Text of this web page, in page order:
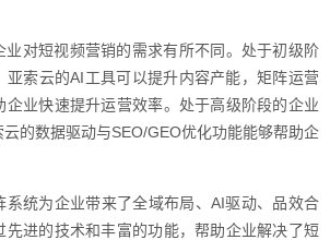
业对短视频营销的需求有所不同。处于初级阶
亚索云的AI工具可以提升内容产能，矩阵运营
企业快速提升运营效率。处于高级阶段的企业
的数据驱动与SEO/GEO优化功能能够帮助企
系统为企业带来了全域布局、AI驱动、品效合
先进的技术和丰富的功能，帮助企业解决了短